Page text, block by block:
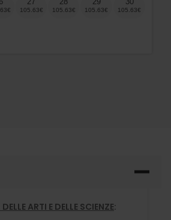
27 28 29 30
ARTI E DELLE SCIENZE: